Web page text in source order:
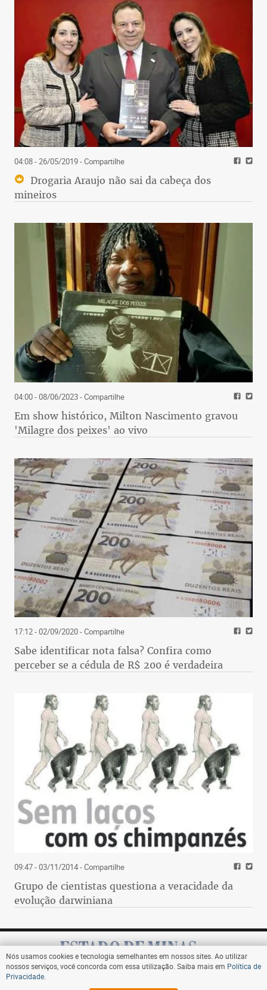
04:08 - 26/05/2019- Compartilhe
Drogaria Araujo não sai da cabeça dos
mineiros
04:00 - 08/06/2023- Compartilhe
Em show histórico, Milton Nascimento gravou
'Milagre dos peixes' ao vivo
17:12 - 02/09/2020- Compartilhe
Sabe identificar nota falsa? Confira como
perceber se a cédula de R$ 200 é verdadeira
09:47 - 03/11/2014- Compartilhe
Grupo de cientistas questiona a veracidade da
evolução darwiniana
Nós usamos cookies e tecnologia semelhantes em nossos sites. Ao utilizar
nossos serviços, você concorda com essa utilização. Saiba mais em Política de
Privacidade